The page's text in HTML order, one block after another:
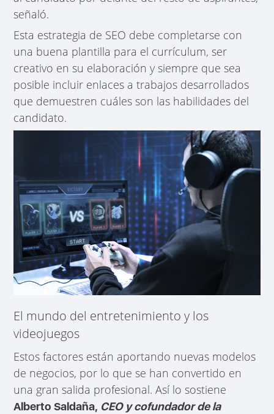
señaló.
Esta estrategia de SEO debe completarse con
una buena plantilla para el currículum, ser
creativo en su elaboración y siempre que sea
posible incluir enlaces a trabajos desarrollados
que demuestren cuáles son las habilidades del
candidato.
El mundo del entretenimiento y los
videojuegos
Estos factores están aportando nuevas modelos
de negocios, por lo que se han convertido en
una gran salida profesional. Así lo sostiene
Alberto Saldaña, CEO y cofundador de la